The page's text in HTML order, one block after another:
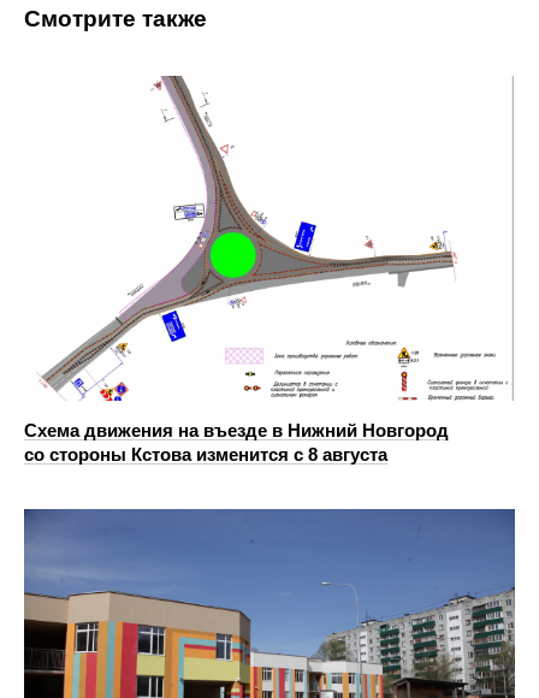
Смотрите также
Схема движения на въезде в Нижний Новгород
со стороны Кстова изменится с 8 августа